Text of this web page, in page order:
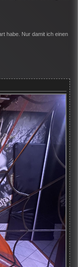
habe. Nur damit ich einen